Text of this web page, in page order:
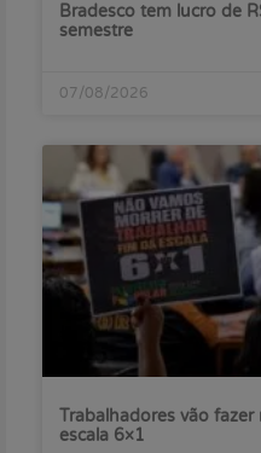
Bradesco tem lucro de
semestre
07/08/2026
Trabalhadores vão
escala 6×1